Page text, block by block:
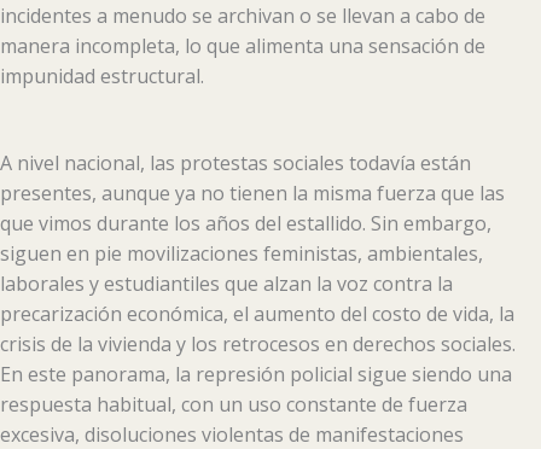
incidentes a menudo se archivan o se llevan a cabo de
manera incompleta, lo que alimenta una sensación de
impunidad estructural.
A nivel nacional, las protestas sociales todavía están
presentes, aunque ya no tienen la misma fuerza que las
que vimos durante los años del estallido. Sin embargo,
siguen en pie movilizaciones feministas, ambientales,
laborales y estudiantiles que alzan la voz contra la
precarización económica, el aumento del costo de vida, la
crisis de la vivienda y los retrocesos en derechos sociales.
En este panorama, la represión policial sigue siendo una
respuesta habitual, con un uso constante de fuerza
excesiva, disoluciones violentas de manifestaciones